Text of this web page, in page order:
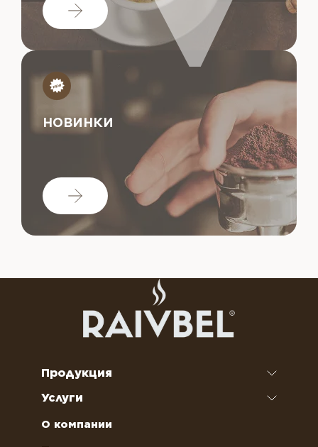
НОВИНКИ
Продукция
Кофе
Чай
Услуги
Аренда кофемашин
О компании